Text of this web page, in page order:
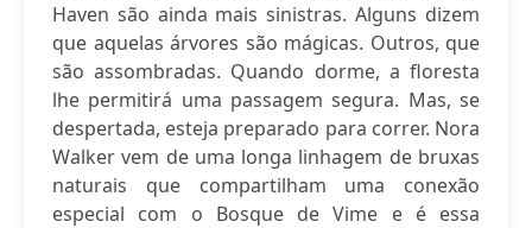
Haven são ainda mais sinistras. Alguns dizem
que aquelas árvores são mágicas. Outros, que
são assombradas. Quando dorme, a floresta
lhe permitirá uma passagem segura. Mas, se
despertada, esteja preparado para correr. Nora
Walker vem de uma longa linhagem de bruxas
naturais que compartilham uma conexão
especial com o Bosque de Vime e é essa